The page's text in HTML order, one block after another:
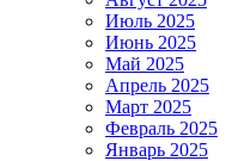
Июль 2025
Июнь 2025
Май 2025
Апрель 2025
Март 2025
Февраль 2025
Январь 2025